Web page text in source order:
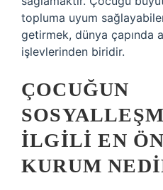
topluma uyum
getirmek, dünya çapında
işlevlerinden biridir.
ÇOCUĞUN
ILGILI EN
KURUM